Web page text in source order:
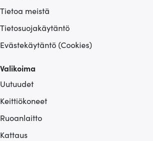
Tietoa meistä
Tietosuojakäytäntö
Evästekäytäntö (Cookies)
Valikoima
Uutuudet
Keittiökoneet
Ruoanlaitto
Kattaus